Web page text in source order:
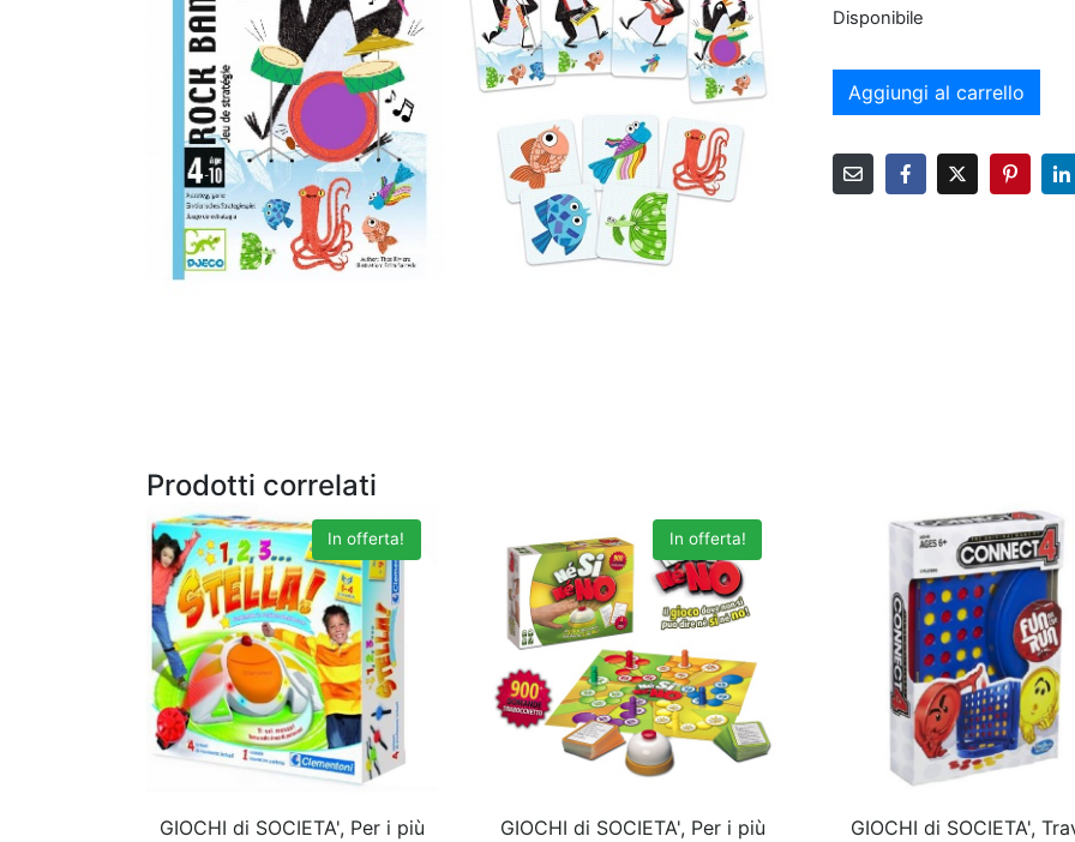
Disponibile
Aggiungi al carrello
Prodotti correlati
In offerta!
GIOCHI di SOCIETA', Per i più
In offerta!
GIOCHI di SOCIETA', Per i più
GIOCHI di SOCIETA',